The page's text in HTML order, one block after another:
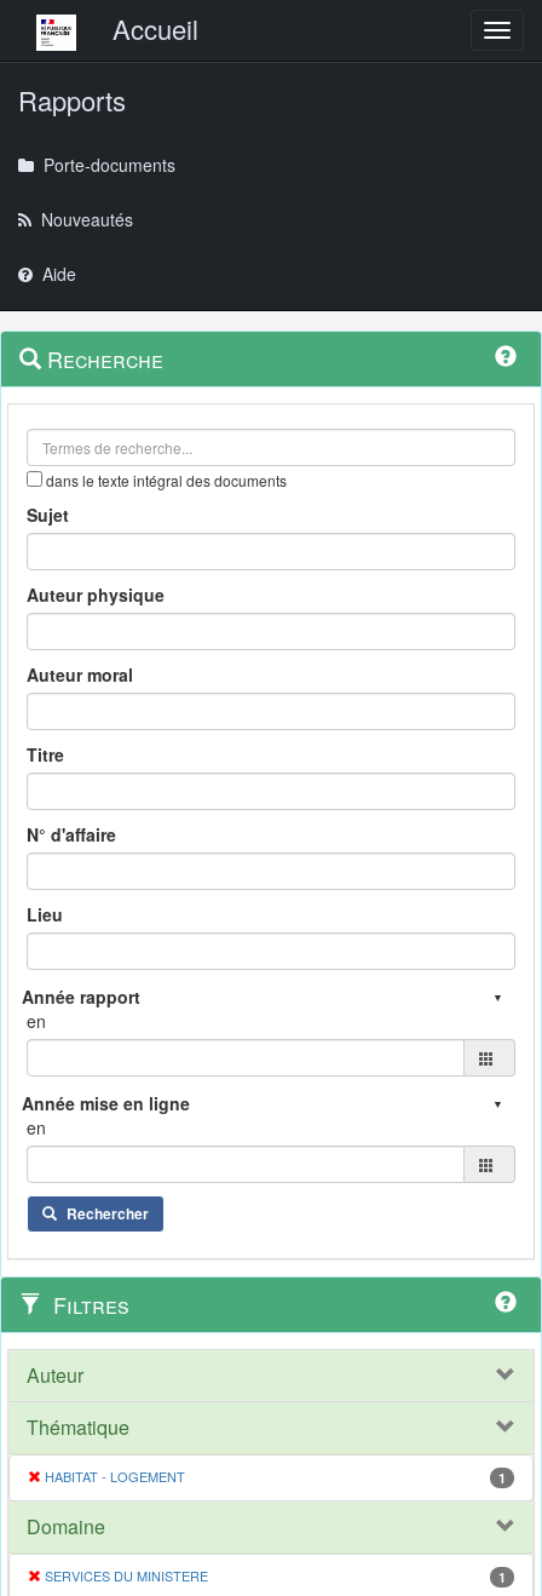
Menu principalAccueil
Rapports
Porte-documents
Nouveautés
Aide
Navigation
outils
Menu
contextuel
Recherche
dans le texte intégral des documents
Sujet
Auteur physique
Auteur moral
Titre
N° d'affaire
Lieu
en
en
Rechercher
Filtres
Auteur
Thématique
HABITAT - LOGEMENT 1
Domaine
SERVICES DU MINISTERE 1